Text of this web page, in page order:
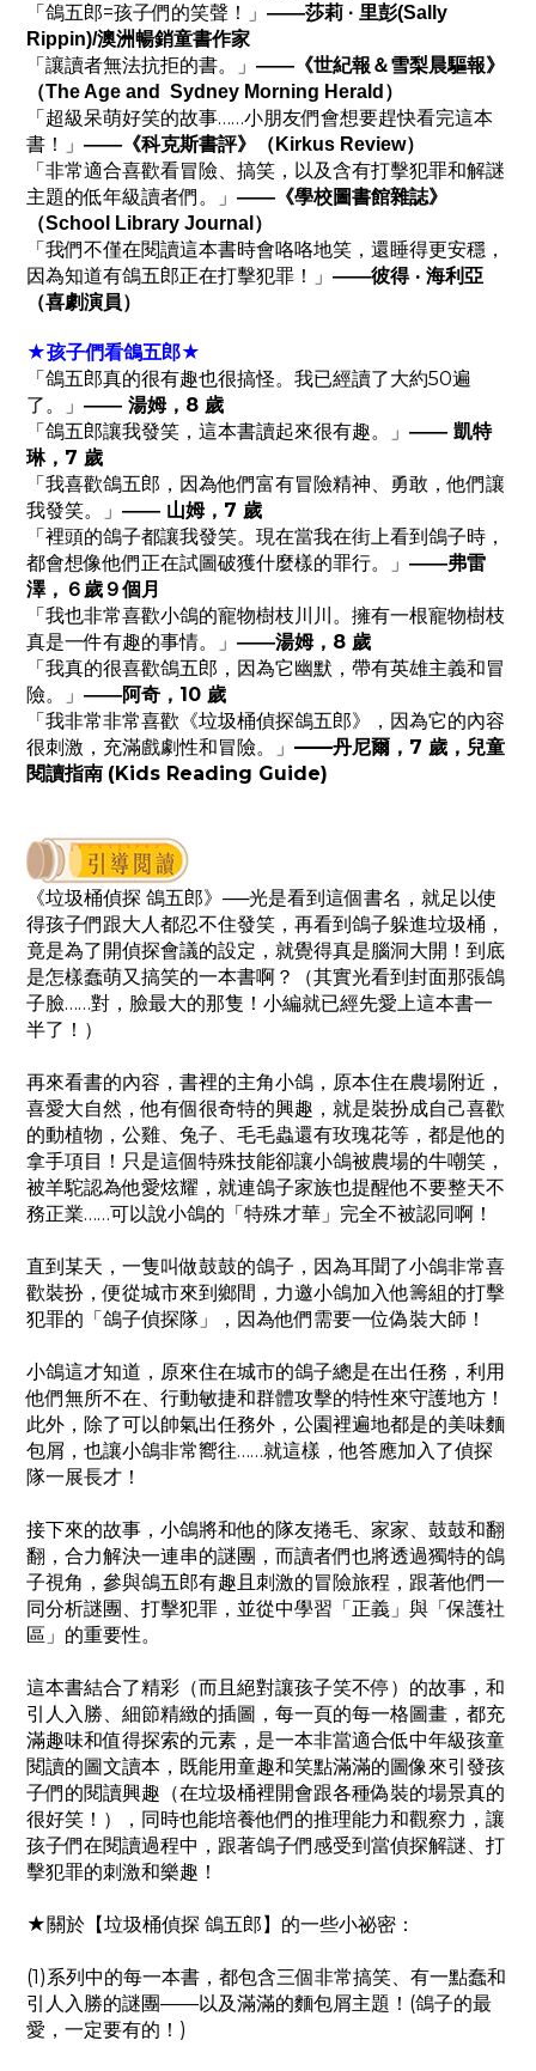
「鴿五郎=孩子們的笑聲！」 ——莎莉 · 里彭(Sally
Rippin)/澳洲暢銷童書作家
「讓讀者無法抗拒的書。」 ——《世紀報＆雪梨晨驅報》
（The Age and Sydney Morning Herald）
「超級呆萌好笑的故事……小朋友們會想要趕快看完這本
書！」 —— 《科克斯書評》（Kirkus Review）
「非常適合喜歡看冒險、搞笑，以及含有打擊犯罪和解謎
主題的低年級讀者們。」 —— 《學校圖書館雜誌》
（School Library Journal）
「我們不僅在閱讀這本書時會咯咯地笑，還睡得更安穩，
因為知道有鴿五郎正在打擊犯罪！」 ——彼得 · 海利亞
（喜劇演員）
★孩子們看鴿五郎★
「鴿五郎真的很有趣也很搞怪。我已經讀了大約50遍
了。」 —— 湯姆，8 歲
「鴿五郎讓我發笑，這本書讀起來很有趣。」 —— 凱特
琳，7 歲
「我喜歡鴿五郎，因為他們富有冒險精神、勇敢，他們讓
我發笑。」 —— 山姆，7 歲
「裡頭的鴿子都讓我發笑。現在當我在街上看到鴿子時，
都會想像他們正在試圖破獲什麼樣的罪行。」 ——弗雷
澤， ６歲９個月
「我也非常喜歡小鴿的寵物樹枝川川。擁有一根寵物樹枝
真是一件有趣的事情。」 ——湯姆，8 歲
「我真的很喜歡鴿五郎，因為它幽默，帶有英雄主義和冒
險。」 ——阿奇，10 歲
「我非常非常喜歡《垃圾桶偵探鴿五郎》，因為它的內容
很刺激，充滿戲劇性和冒險。」 ——丹尼爾，7 歲，兒童
閱讀指南 (Kids Reading Guide)
《垃圾桶偵探 鴿五郎》──光是看到這個書名，就足以使
得孩子們跟大人都忍不住發笑，再看到鴿子躲進垃圾桶，
竟是為了開偵探會議的設定，就覺得真是腦洞大開！到底
是怎樣蠢萌又搞笑的一本書啊？（其實光看到封面那張鴿
子臉……對，臉最大的那隻！小編就已經先愛上這本書一
半了！）
再來看書的內容，書裡的主角小鴿，原本住在農場附近，
喜愛大自然，他有個很奇特的興趣，就是裝扮成自己喜歡
的動植物，公雞、兔子、毛毛蟲還有玫瑰花等，都是他的
拿手項目！只是這個特殊技能卻讓小鴿被農場的牛嘲笑，
被羊駝認為他愛炫耀，就連鴿子家族也提醒他不要整天不
務正業……可以說小鴿的「特殊才華」完全不被認同啊！
直到某天，一隻叫做鼓鼓的鴿子，因為耳聞了小鴿非常喜
歡裝扮，便從城市來到鄉間，力邀小鴿加入他籌組的打擊
犯罪的「鴿子偵探隊」，因為他們需要一位偽裝大師！
小鴿這才知道，原來住在城市的鴿子總是在出任務，利用
他們無所不在、行動敏捷和群體攻擊的特性來守護地方！
此外，除了可以帥氣出任務外，公園裡遍地都是的美味麵
包屑，也讓小鴿非常嚮往……就這樣，他答應加入了偵探
隊一展長才！
接下來的故事，小鴿將和他的隊友捲毛、家家、鼓鼓和翻
翻，合力解決一連串的謎團，而讀者們也將透過獨特的鴿
子視角，參與鴿五郎有趣且刺激的冒險旅程，跟著他們一
同分析謎團、打擊犯罪，並從中學習「正義」與「保護社
區」的重要性。
這本書結合了精彩（而且絕對讓孩子笑不停）的故事，和
引人入勝、細節精緻的插圖，每一頁的每一格圖畫，都充
滿趣味和值得探索的元素，是一本非當適合低中年級孩童
閱讀的圖文讀本，既能用童趣和笑點滿滿的圖像來引發孩
子們的閱讀興趣（在垃圾桶裡開會跟各種偽裝的場景真的
很好笑！），同時也能培養他們的推理能力和觀察力，讓
孩子們在閱讀過程中，跟著鴿子們感受到當偵探解謎、打
擊犯罪的刺激和樂趣！
★關於【垃圾桶偵探 鴿五郎】的一些小祕密：
(1)系列中的每一本書，都包含三個非常搞笑、有一點蠢和
引人入勝的謎團——以及滿滿的麵包屑主題！(鴿子的最
愛，一定要有的！)